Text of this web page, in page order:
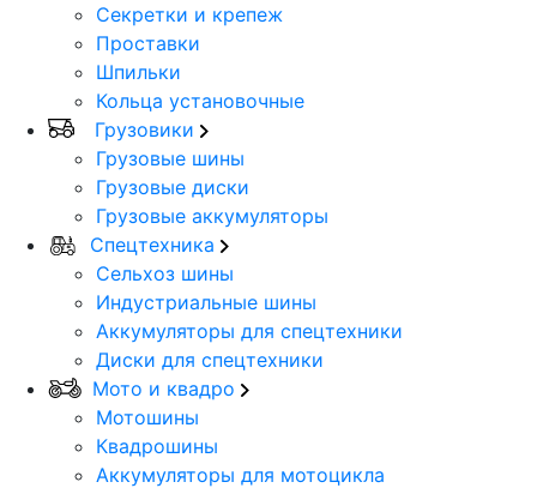
Секретки и крепеж
Проставки
Шпильки
Кольца установочные
Грузовики
Грузовые шины
Грузовые диски
Грузовые аккумуляторы
Спецтехника
Сельхоз шины
Индустриальные шины
Аккумуляторы для спецтехники
Диски для спецтехники
Мото и квадро
Мотошины
Квадрошины
Аккумуляторы для мотоцикла